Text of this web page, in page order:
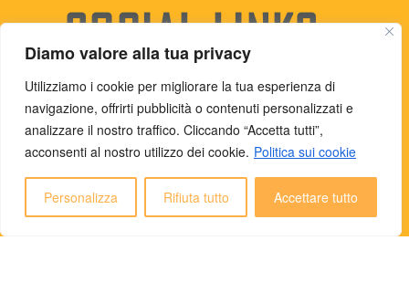
Diamo valore alla tua privacy
Utilizziamo i cookie per migliorare la tua esperienza di
navigazione, offrirti pubblicità o contenuti personalizzati e
analizzare il nostro traffico. Cliccando “Accetta tutti”,
acconsenti al nostro utilizzo dei cookie. Politica sui cookie
Personalizza Rifiuta tutto Accettare tutto
SOCIAL LINKS